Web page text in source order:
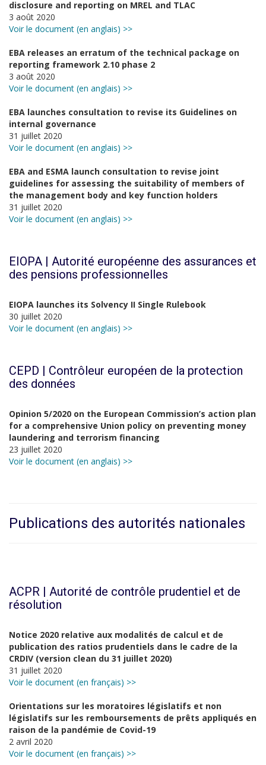
disclosure and reporting on MREL and TLAC
3 août 2020
Voir le document (en anglais) >>
EBA releases an erratum of the technical package on
reporting framework 2.10 phase 2
3 août 2020
Voir le document (en anglais) >>
EBA launches consultation to revise its Guidelines on
internal governance
31 juillet 2020
Voir le document (en anglais) >>
EBA and ESMA launch consultation to revise joint
guidelines for assessing the suitability of members of
the management body and key function holders
31 juillet 2020
Voir le document (en anglais) >>
EIOPA | Autorité européenne des assurances et
des pensions professionnelles
EIOPA launches its Solvency II Single Rulebook
30 juillet 2020
Voir le document (en anglais) >>
CEPD | Contrôleur européen de la protection
des données
Opinion 5/2020 on the European Commission’s action plan
for a comprehensive Union policy on preventing money
laundering and terrorism financing
23 juillet 2020
Voir le document (en anglais) >>
Publications des autorités nationales
ACPR | Autorité de contrôle prudentiel et de
résolution
Notice 2020 relative aux modalités de calcul et de
publication des ratios prudentiels dans le cadre de la
CRDIV (version clean du 31 juillet 2020)
31 juillet 2020
Voir le document (en français) >>
Orientations sur les moratoires législatifs et non
législatifs sur les remboursements de prêts appliqués en
raison de la pandémie de Covid-19
2 avril 2020
Voir le document (en français) >>